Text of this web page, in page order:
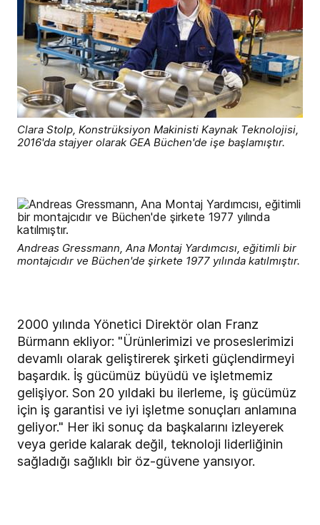
Clara Stolp, Konstrüksiyon Makinisti Kaynak Teknolojisi,
2016'da stajyer olarak GEA Büchen'de işe başlamıştır.
Andreas Gressmann, Ana Montaj Yardımcısı, eğitimli bir
montajcıdır ve Büchen'de şirkete 1977 yılında katılmıştır.
2000 yılında Yönetici Direktör olan Franz
Bürmann ekliyor: "Ürünlerimizi ve proseslerimizi
devamlı olarak geliştirerek şirketi güçlendirmeyi
başardık. İş gücümüz büyüdü ve işletmemiz
gelişiyor. Son 20 yıldaki bu ilerleme, iş gücümüz
için iş garantisi ve iyi işletme sonuçları anlamına
geliyor." Her iki sonuç da başkalarını izleyerek
veya geride kalarak değil, teknoloji liderliğinin
sağladığı sağlıklı bir öz-güvene yansıyor.